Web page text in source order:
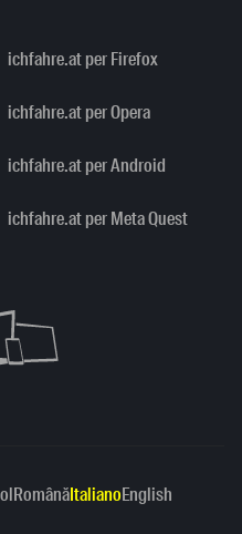
ichfahre.at per Firefox
ichfahre.at per Opera
ichfahre.at per Android
ichfahre.at per Meta Quest
RomânăItalianoEnglish